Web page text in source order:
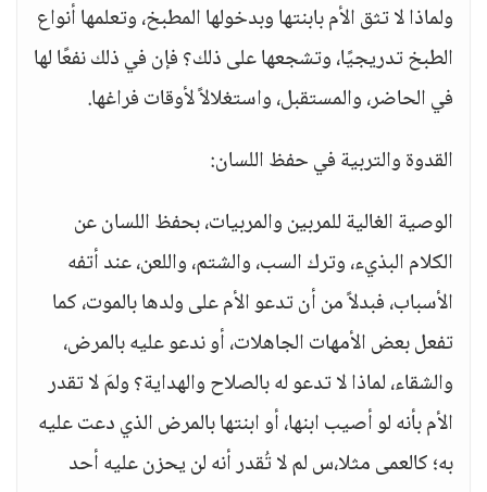
ولماذا لا تثق الأم بابنتها وبدخولها المطبخ، وتعلمها أنواع
الطبخ تدريجيًا، وتشجعها على ذلك؟ فإن في ذلك نفعًا لها
في الحاضر، والمستقبل، واستغلالاً لأوقات فراغها.
القدوة والتربية في حفظ اللسان:
الوصية الغالية للمربين والمربيات، بحفظ اللسان عن
الكلام البذيء، وترك السب، والشتم، واللعن، عند أتفه
الأسباب، فبدلاً من أن تدعو الأم على ولدها بالموت، كما
تفعل بعض الأمهات الجاهلات، أو ندعو عليه بالمرض،
والشقاء، لماذا لا تدعو له بالصلاح والهداية؟ ولمَ لا تقدر
الأم بأنه لو أصيب ابنها، أو ابنتها بالمرض الذي دعت عليه
به؛ كالعمى مثلا،س لم لا تُقدر أنه لن يحزن عليه أحد